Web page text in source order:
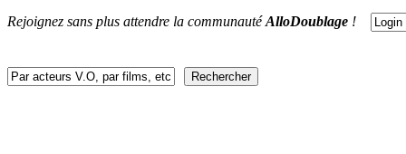
Rejoignez sans plus attendre la communautéAlloDoublage !